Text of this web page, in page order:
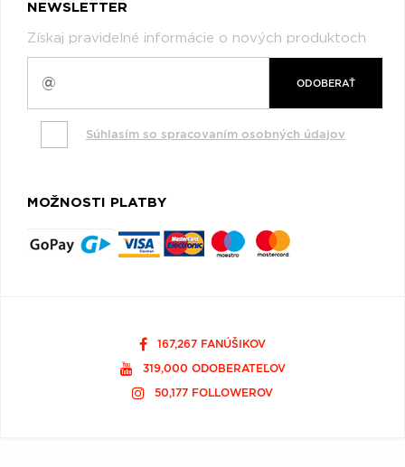
NEWSLETTER
Získaj pravidelné informácie o nových produktoch
ODOBERAŤ
Súhlasím so spracovaním osobných údajov
MOŽNOSTI PLATBY
167,267 FANÚŠIKOV
319,000 ODOBERATEĽOV
50,177 FOLLOWEROV